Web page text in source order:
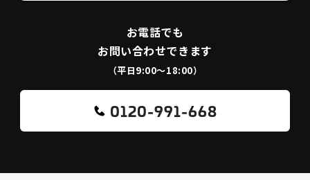
お電話でも
お問い合わせできます
（平日9:00〜18:00）
0120-991-668